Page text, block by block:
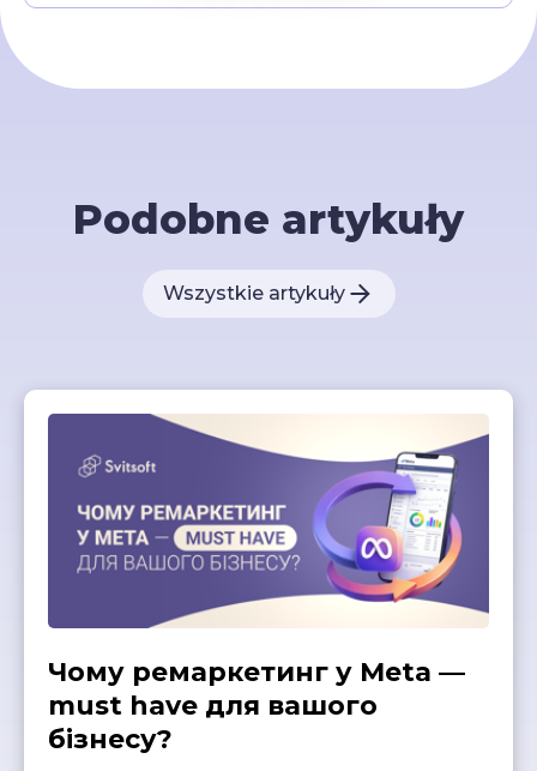
Podobne artykuły
Wszystkie artykuły
Чому ремаркетинг у Meta —
must have для вашого
бізнесу?